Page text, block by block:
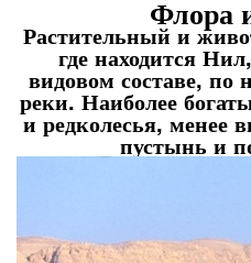
Флора
Растительный и
где находится
видовом составе, по
реки. Наиболее
и редколесья, менее
пустынь и